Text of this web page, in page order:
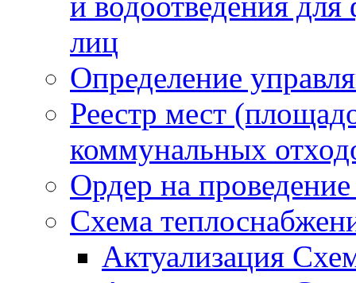
лиц
Определение
Реестр мест
коммунальных
Ордер на
Схема
Актуализация